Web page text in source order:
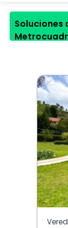
Soluciones